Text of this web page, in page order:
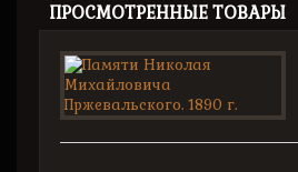
ПРОСМОТРЕННЫЕ ТОВАРЫ